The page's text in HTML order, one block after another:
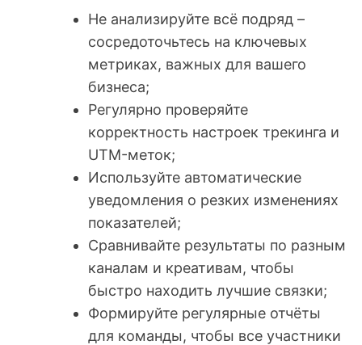
Не анализируйте всё подряд –
сосредоточьтесь на ключевых
метриках, важных для вашего
бизнеса;
Регулярно проверяйте
корректность настроек трекинга и
UTM-меток;
Используйте автоматические
уведомления о резких изменениях
показателей;
Сравнивайте результаты по разным
каналам и креативам, чтобы
быстро находить лучшие связки;
Формируйте регулярные отчёты
для команды, чтобы все участники